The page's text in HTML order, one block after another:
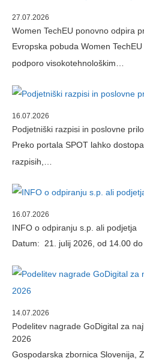
27.07.2026
Women TechEU ponovno odpira
Evropska pobuda Women
podporo visokotehnološkim…
16.07.2026
Podjetniški razpisi in poslovne
Preko portala SPOT lahko
razpisih,…
16.07.2026
INFO o odpiranju s.p. ali podjetja
Datum: 21. julij 2026, od 14.00
14.07.2026
Podelitev nagrade GoDigital za
2026
Gospodarska zbornica Slovenija,